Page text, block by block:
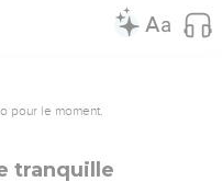
pour le moment.
tranquille